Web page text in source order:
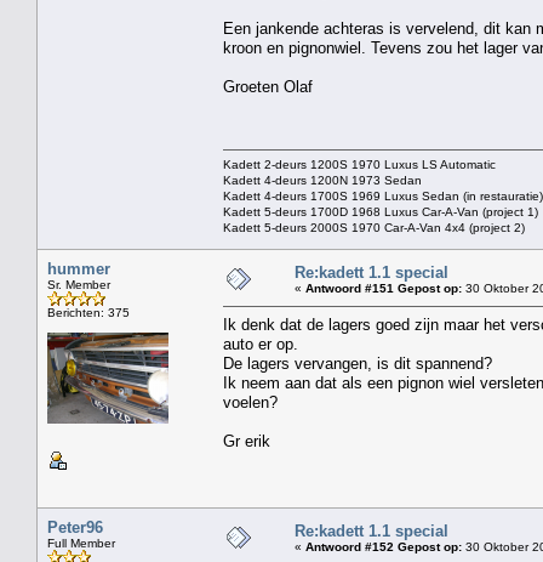
Een jankende achteras is vervelend, dit kan
kroon en pignonwiel. Tevens zou het lager
Groeten Olaf
Kadett 2-deurs 1200S 1970 Luxus LS Automatic
Kadett 4-deurs 1200N 1973 Sedan
Kadett 4-deurs 1700S 1969 Luxus Sedan (in restauratie)
Kadett 5-deurs 1700D 1968 Luxus Car-A-Van (project 1)
Kadett 5-deurs 2000S 1970 Car-A-Van 4x4 (project 2)
hummer
Sr. Member
Berichten: 375
Re:kadett 1.1 special
« Antwoord #151 Gepost op: 30 Oktober
Ik denk dat de lagers goed zijn maar het
auto er op.
De lagers vervangen, is dit spannend?
Ik neem aan dat als een pignon wiel
voelen?
Gr erik
Peter96
Full Member
Re:kadett 1.1 special
« Antwoord #152 Gepost op: 30 Oktober